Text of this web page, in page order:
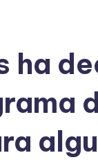
ha